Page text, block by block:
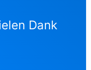
Dank